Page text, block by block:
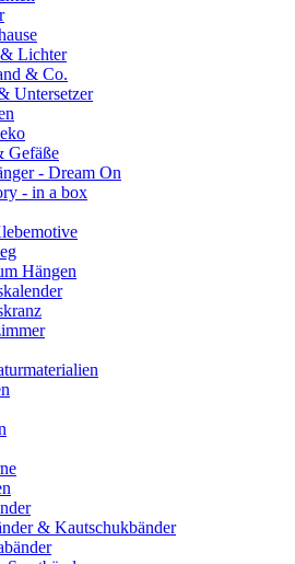
Lichter
& Co.
Untersetzer
Gefäße
- Dream On
- in a box
Hängen
& Kautschukbänder